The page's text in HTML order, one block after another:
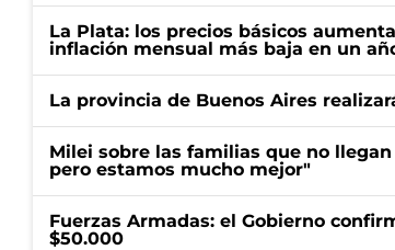
La Plata: los precios básicos
inflación mensual más baja en un
La provincia de Buenos Aires
Milei sobre las familias que no
pero estamos mucho mejor"
Fuerzas Armadas: el Gobierno
$50.000